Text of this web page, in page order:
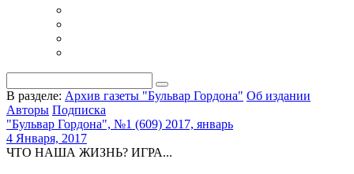
В разделе: Архив газеты "Бульвар Гордона" Об издании
Авторы Подписка
"Бульвар Гордона", №1 (609) 2017, январь
4 Января, 2017
ЧТО НАША ЖИЗНЬ? ИГРА...